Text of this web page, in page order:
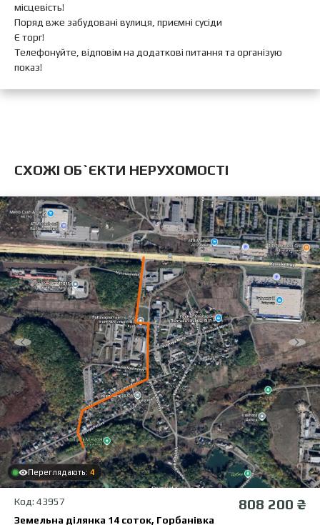
місцевість!
Поряд вже забудовані вулиця, приємні сусіди
Є торг!
Телефонуйте, відповім на додаткові питання та організую
показ!
CХОЖІ ОБ`ЄКТИ НЕРУХОМОСТІ
Переглядають: 4
Код: 43957 808 200 ₴
Земельна ділянка 14 соток, Горбанівка